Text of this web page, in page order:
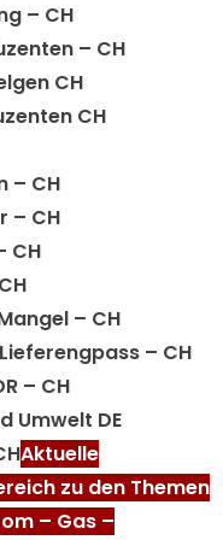
– CH
– CH
CH
CH
– CH
– CH
CH
– CH
– CH
– CH
Umwelt DE
Aktuelle
zu den Themen
– Gas –